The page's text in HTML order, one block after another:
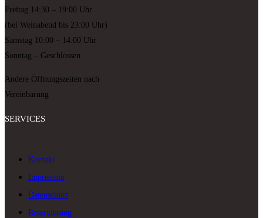
Freitag 14:30 – 19:00 Uhr
(bei Weinabend bis 23:00 Uhr)
Samstag 10:00 – 14:00 Uhr
Sonntag – Geschlossen
Andere Öffnungszeiten nach
Vereinbarung
SERVICES
Kontakt
Impressum
Datenschutz
Reservierung